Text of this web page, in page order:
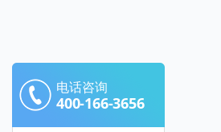
电话咨询
400-166-3656